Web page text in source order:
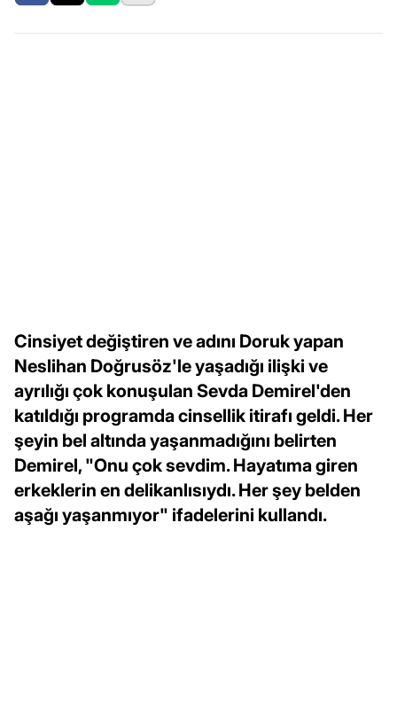
Cinsiyet değiştiren ve adını Doruk yapan
Neslihan Doğrusöz'le yaşadığı ilişki ve
ayrılığı çok konuşulan Sevda Demirel'den
katıldığı programda cinsellik itirafı geldi. Her
şeyin bel altında yaşanmadığını belirten
Demirel, "Onu çok sevdim. Hayatıma giren
erkeklerin en delikanlısıydı. Her şey belden
aşağı yaşanmıyor" ifadelerini kullandı.